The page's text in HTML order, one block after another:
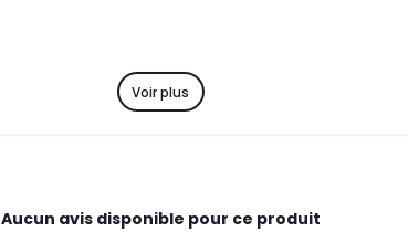
Voir plus
Aucun avis disponible pour ce produit